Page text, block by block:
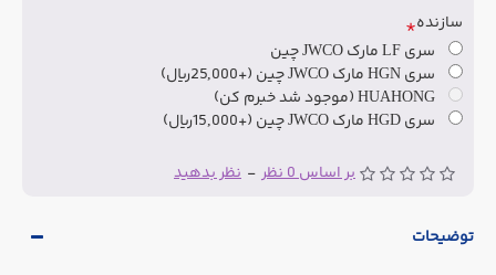
بر اساس 0 نظر - نظر بدهید
سازنده
سری LF مارک JWCO چین
سری HGN مارک JWCO چین
(+25,000ریال)
HUAHONG (موجود شد خبرم کن)
سری HGD مارک JWCO چین
(+15,000ریال)
توضیحات